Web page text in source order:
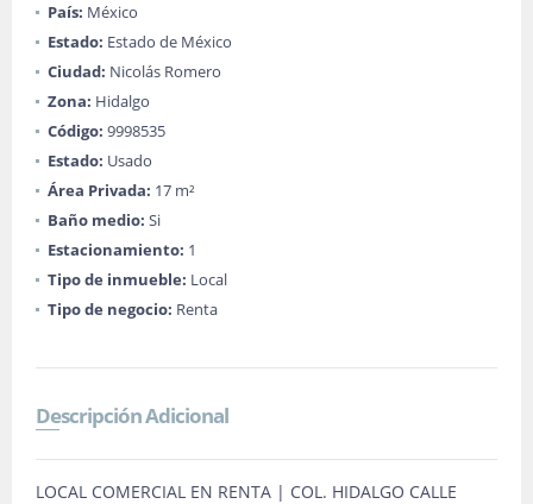
País: México
Estado: Estado de México
Ciudad: Nicolás Romero
Zona: Hidalgo
Código: 9998535
Estado: Usado
Área Privada: 17 m²
Baño medio: Si
Estacionamiento: 1
Tipo de inmueble: Local
Tipo de negocio: Renta
Descripción Adicional
LOCAL COMERCIAL EN RENTA | COL. HIDALGO CALLE